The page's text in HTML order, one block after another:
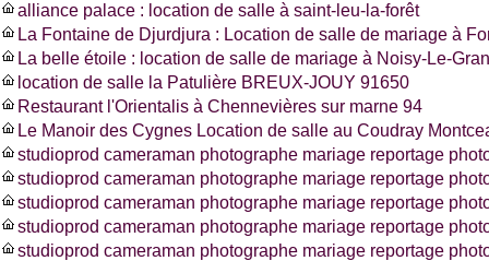
alliance palace : location de salle à saint-leu-la-forêt
La Fontaine de Djurdjura : Location de salle de mariage à
La belle étoile : location de salle de mariage à Noisy-Le-
location de salle la Patulière BREUX-JOUY 91650
Restaurant l'Orientalis à Chennevières sur marne 94
Le Manoir des Cygnes Location de salle au Coudray
studioprod cameraman photographe mariage reportage
studioprod cameraman photographe mariage reportage
studioprod cameraman photographe mariage reportage
studioprod cameraman photographe mariage reportage
studioprod cameraman photographe mariage reportage